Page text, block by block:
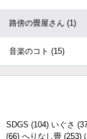
路傍の畳屋さん (1)
音楽のコト (15)
SDGS (104) いぐさ
(66) へりなし畳 (253)